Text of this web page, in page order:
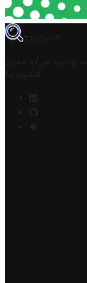
TROVIT
وتديره
شركة مخزن
التكنولوجيا